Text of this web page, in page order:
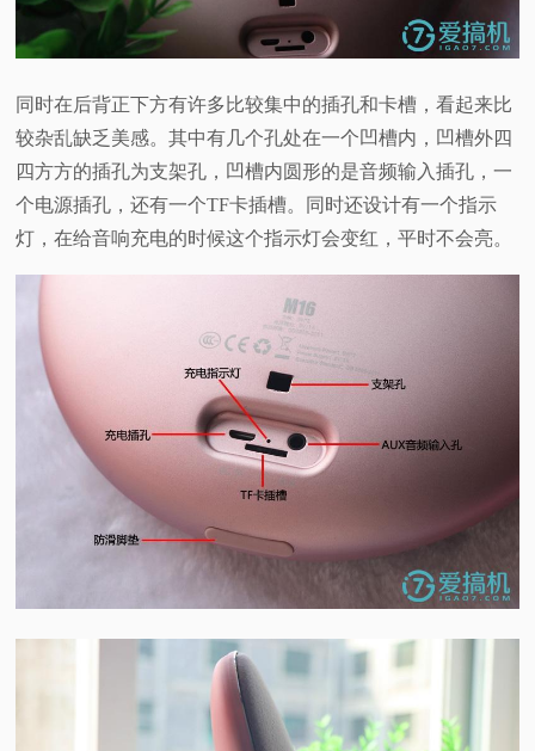
同时在后背正下方有许多比较集中的插孔和卡槽，看起来比
较杂乱缺乏美感。其中有几个孔处在一个凹槽内，凹槽外四
四方方的插孔为支架孔，凹槽内圆形的是音频输入插孔，一
个电源插孔，还有一个TF卡插槽。同时还设计有一个指示
灯，在给音响充电的时候这个指示灯会变红，平时不会亮。